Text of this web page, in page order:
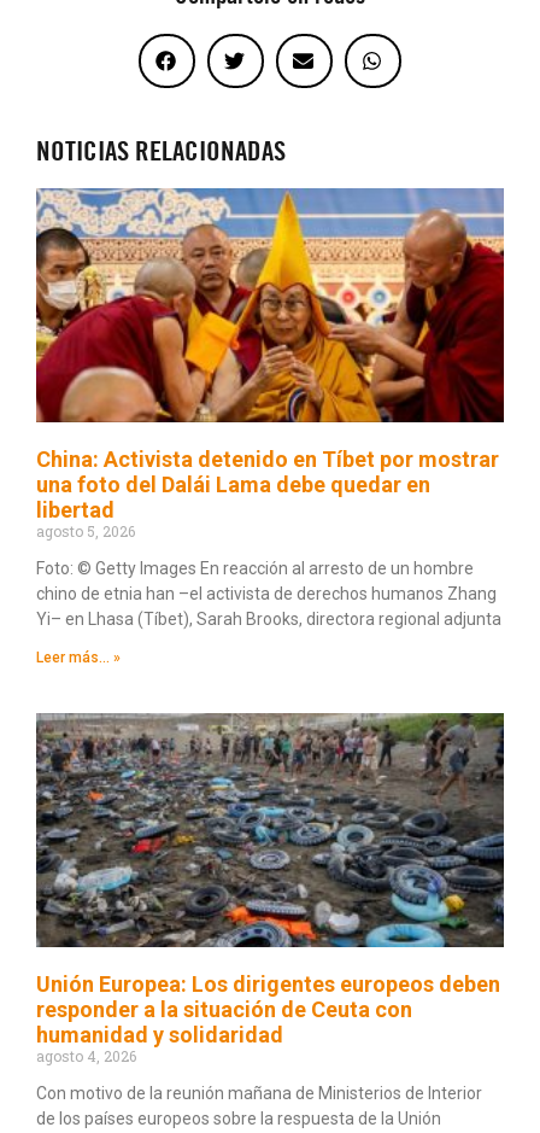
NOTICIAS RELACIONADAS
China: Activista detenido en Tíbet por mostrar
una foto del Dalái Lama debe quedar en
libertad
agosto 5, 2026
Foto: © Getty Images En reacción al arresto de un hombre
chino de etnia han –el activista de derechos humanos Zhang
Yi– en Lhasa (Tíbet), Sarah Brooks, directora regional adjunta
Leer más... »
Unión Europea: Los dirigentes europeos deben
responder a la situación de Ceuta con
humanidad y solidaridad
agosto 4, 2026
Con motivo de la reunión mañana de Ministerios de Interior
de los países europeos sobre la respuesta de la Unión